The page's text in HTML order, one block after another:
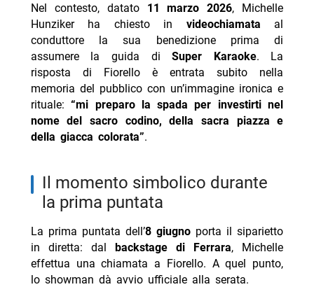
Nel contesto, datato 11 marzo 2026, Michelle
Hunziker ha chiesto in videochiamata al
conduttore la sua benedizione prima di
assumere la guida diSuper Karaoke. La
risposta di Fiorello è entrata subito nella
memoria del pubblico con un’immagine ironica e
rituale:“mi preparo la spada per investirti nel
nome del sacro codino, della sacra piazza e
della giacca colorata”.
il momento simbolico durante
la prima puntata
La prima puntata dell’8 giugno porta il siparietto
in diretta: dal backstage di Ferrara, Michelle
effettua una chiamata a Fiorello. A quel punto,
lo showman dà avvio ufficiale alla serata.